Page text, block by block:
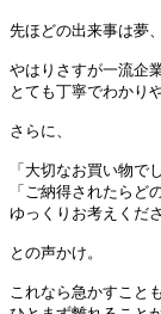
先ほどの出来事は夢
やはりさすが一流企
とても丁寧でわかり
さらに、
「大切なお買い物で
「ご納得されたらど
ゆっくりお考えくだ
との声かけ。
これなら急かすこと